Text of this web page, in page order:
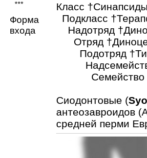
***
Форма
входа
Класс
Подкласс
Надотряд
Отряд
Подотряд
Надсемейство
Семейство
Сиодонтовые (
антеозавроидов
средней перми